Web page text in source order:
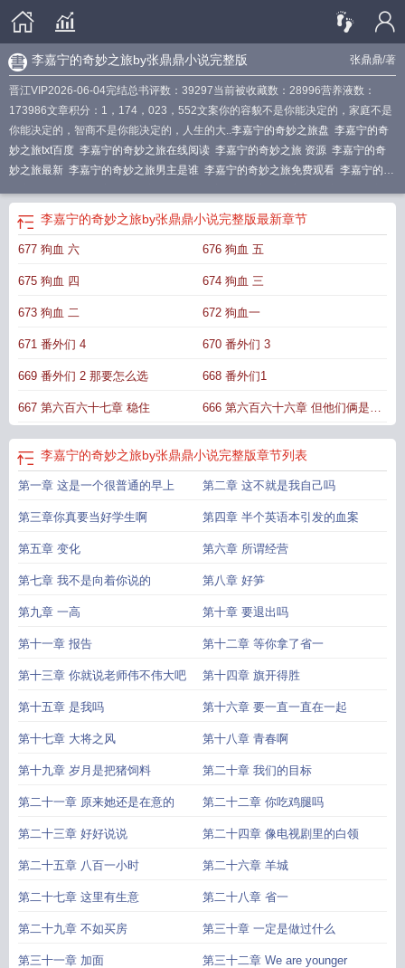
张鼎鼎/著
李嘉宁的奇妙之旅by张鼎鼎小说完整版
晋江VIP2026-06-04完结总书评数：39297当前被收藏数：28996营养液数：
173986文章积分：1，174，023，552文案你的容貌不是你能决定的，家庭不是
你能决定的，智商不是你能决定的，人生的大..李嘉宁的奇妙之旅盘 李嘉宁的奇
妙之旅txt百度 李嘉宁的奇妙之旅在线阅读 李嘉宁的奇妙之旅 资源 李嘉宁的奇
妙之旅最新 李嘉宁的奇妙之旅男主是谁 李嘉宁的奇妙之旅免费观看 李嘉宁的奇
李嘉宁的奇妙之旅by张鼎鼎笔趣阁 李嘉宁的奇妙之旅正确版
妙之旅乐文
李嘉宁的奇妙之旅原名叫什么
版李嘉宁的奇妙之旅好看吗 李嘉宁的奇妙之旅TXT百度
李嘉宁的奇妙之旅格格党 李嘉宁的奇妙之旅格格党无防盗章节
之旅贴吧李嘉宁的奇妙之旅夸克 李嘉宁的奇妙之旅by张鼎鼎全文TXT下载
622TXT李嘉宁的奇妙之旅by张鼎鼎 李嘉宁的奇妙之旅by张鼎鼎最新更新
宁的奇妙之旅TXT李嘉宁的奇妙之旅22李嘉宁的奇妙之旅防盗
旅全文阅读李嘉宁的奇妙之旅资源 李嘉宁的奇妙之旅305李嘉宁的奇妙之旅完
结百度李嘉宁的奇妙之旅无防盗李嘉宁的奇妙之旅手打吧李嘉宁的奇妙之旅书
包网 李嘉宁的奇妙之旅txt李嘉宁的奇妙之旅by张鼎鼎全文阅读
旅笔趣阁在线阅读李嘉宁的奇妙之旅视频李嘉宁的奇妙之旅免费阅读李嘉宁的
奇妙之旅116李嘉宁的奇妙之旅笔趣阁更新时间
李嘉宁的奇妙之旅by张鼎鼎小说完整版最新章节
677 狗血 六 676 狗血 五
675 狗血 四 674 狗血 三
673 狗血 二 672 狗血一
671 番外们 4 670 番外们 3
669 番外们 2 那要怎么选 668 番外们1
667 第六百六十七章 稳住 666 第六百六十六章 但他们俩是兄
弟啊
李嘉宁的奇妙之旅by张鼎鼎小说完整版章节列表
第一章 这是一个很普通的早上 第二章 这不就是我自己吗
第三章你真要当好学生啊 第四章 半个英语本引发的血案
第五章 变化 第六章 所谓经营
第七章 我不是向着你说的 第八章 好笋
第九章 一高 第十章 要退出吗
第十一章 报告 第十二章 等你拿了省一
第十三章 你就说老师伟不伟大吧 第十四章 旗开得胜
第十五章 是我吗 第十六章 要一直一直在一起
第十七章 大将之风 第十八章 青春啊
第十九章 岁月是把猪饲料 第二十章 我们的目标
第二十一章 原来她还是在意的 第二十二章 你吃鸡腿吗
第二十三章 好好说说 第二十四章 像电视剧里的白领
第二十五章 八百一小时 第二十六章 羊城
第二十七章 这里有生意 第二十八章 省一
第二十九章 不如买房 第三十章 一定是做过什么
第三十一章 加面 第三十二章 We are younger